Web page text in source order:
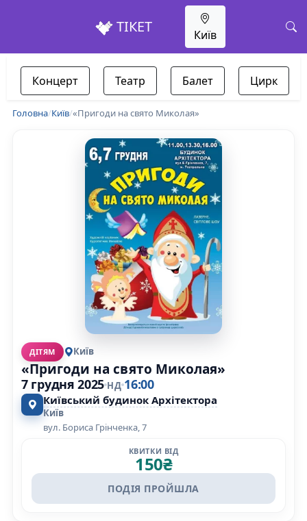
ТІКЕТ Київ
Концерт Театр Балет Цирк
Головна/Київ/«Пригоди на свято Миколая»
ДІТЯМ Київ
«Пригоди на свято Миколая»
7 грудня 2025 НД 16:00
Київський будинок Архітектора
Київ
вул. Бориса Грінченка, 7
КВИТКИ ВІД
150₴
ПОДІЯ ПРОЙШЛА